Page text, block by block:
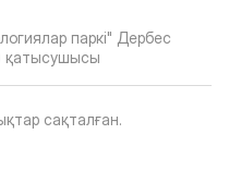
паркі" Дербес
қатысушысы
сақталған.